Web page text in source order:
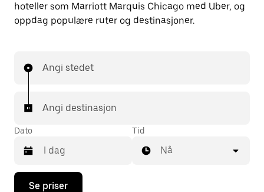
hoteller som Marriott Marquis Chicago med Uber, og
oppdag populære ruter og destinasjoner.
Angi stedet
Angi destinasjon
Dato
Trykk
Tid
Nå
Se priser